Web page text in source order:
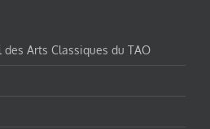
Arts Classiques du TAO